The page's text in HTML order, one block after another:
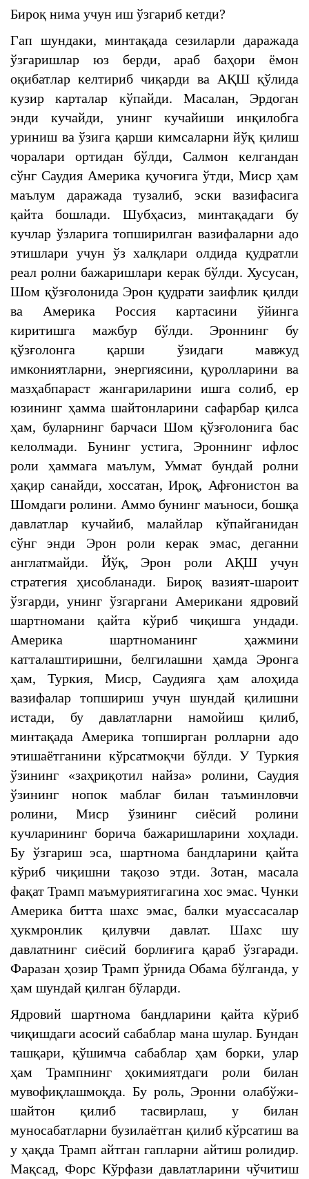
Бироқ нима учун иш ўзгариб кетди?
Гап шундаки, минтақада сезиларли даражада
ўзгаришлар юз берди, араб баҳори ёмон
оқибатлар келтириб чиқарди ва АҚШ қўлида
кузир карталар кўпайди. Масалан, Эрдоган
энди кучайди, унинг кучайиши инқилобга
уриниш ва ўзига қарши кимсаларни йўқ қилиш
чоралари ортидан бўлди, Салмон келгандан
сўнг Саудия Америка қучоғига ўтди, Миср ҳам
маълум даражада тузалиб, эски вазифасига
қайта бошлади. Шубҳасиз, минтақадаги бу
кучлар ўзларига топширилган вазифаларни адо
этишлари учун ўз халқлари олдида қудратли
реал ролни бажаришлари керак бўлди. Хусусан,
Шом қўзғолонида Эрон қудрати заифлик қилди
ва Америка Россия картасини ўйинга
киритишга мажбур бўлди. Эроннинг бу
қўзғолонга қарши ўзидаги мавжуд
имкониятларни, энергиясини, қуролларини ва
мазҳабпараст жангариларини ишга солиб, ер
юзининг ҳамма шайтонларини сафарбар қилса
ҳам, буларнинг барчаси Шом қўзғолонига бас
келолмади. Бунинг устига, Эроннинг ифлос
роли ҳаммага маълум, Уммат бундай ролни
ҳақир санайди, хоссатан, Ироқ, Афғонистон ва
Шомдаги ролини. Аммо бунинг маъноси, бошқа
давлатлар кучайиб, малайлар кўпайганидан
сўнг энди Эрон роли керак эмас, деганни
англатмайди. Йўқ, Эрон роли АҚШ учун
стратегия ҳисобланади. Бироқ вазият-шароит
ўзгарди, унинг ўзгаргани Американи ядровий
шартномани қайта кўриб чиқишга ундади.
Америка шартноманинг ҳажмини
катталаштиришни, белгилашни ҳамда Эронга
ҳам, Туркия, Миср, Саудияга ҳам алоҳида
вазифалар топшириш учун шундай қилишни
истади, бу давлатларни намойиш қилиб,
минтақада Америка топширган ролларни адо
этишаётганини кўрсатмоқчи бўлди. У Туркия
ўзининг «заҳриқотил найза» ролини, Саудия
ўзининг нопок маблағ билан таъминловчи
ролини, Миср ўзининг сиёсий ролини
кучларининг борича бажаришларини хоҳлади.
Бу ўзгариш эса, шартнома бандларини қайта
кўриб чиқишни тақозо этди. Зотан, масала
фақат Трамп маъмуриятигагина хос эмас. Чунки
Америка битта шахс эмас, балки муассасалар
ҳукмронлик қилувчи давлат. Шахс шу
давлатнинг сиёсий борлиғига қараб ўзгаради.
Фаразан ҳозир Трамп ўрнида Обама бўлганда, у
ҳам шундай қилган бўларди.
Ядровий шартнома бандларини қайта кўриб
чиқишдаги асосий сабаблар мана шулар. Бундан
ташқари, қўшимча сабаблар ҳам борки, улар
ҳам Трампнинг ҳокимиятдаги роли билан
мувофиқлашмоқда. Бу роль, Эронни олабўжи-
шайтон қилиб тасвирлаш, у билан
муносабатларни бузилаётган қилиб кўрсатиш ва
у ҳақда Трамп айтган гапларни айтиш ролидир.
Мақсад, Форс Кўрфази давлатларини чўчитиш